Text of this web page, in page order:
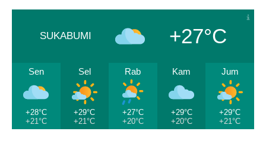
SUKABUMI +27°C
Sen
+28°C
+21°C
Sel
+29°C
+21°C
Rab
+27°C
+20°C
Kam
+29°C
+20°C
Jum
+29°C
+21°C